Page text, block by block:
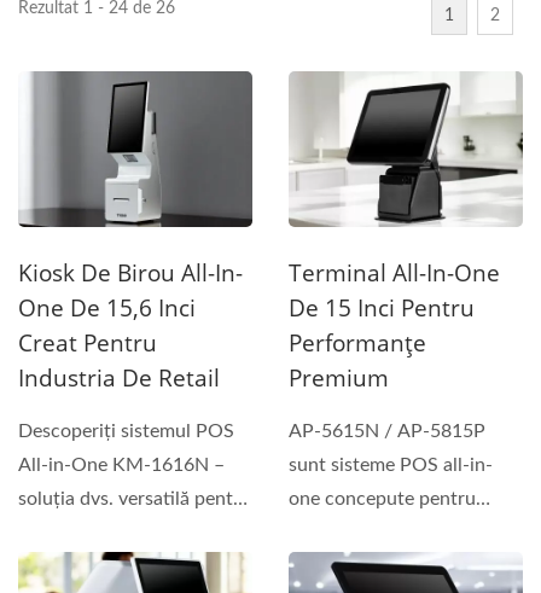
Rezultat 1 - 24 de 26 1 2
Kiosk De Birou All-In-
One De 15,6 Inci
Creat Pentru
Industria De Retail
Descoperiți sistemul POS
All-in-One KM-1616N –
soluția dvs. versatilă pentru
Terminal All-In-One
De 15 Inci Pentru
Performanțe
Premium
AP-5615N / AP-5815P
sunt sisteme POS all-in-
one concepute pentru
rapide,...